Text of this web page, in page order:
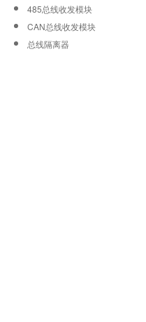
485总线收发模块
CAN总线收发模块
总线隔离器